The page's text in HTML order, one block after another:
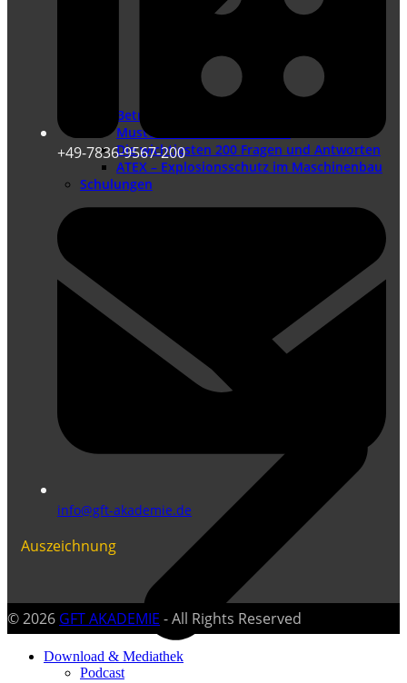
Betriebsanleitung erstellen – ein Leitfaden
Muster-Redaktionsleitfaden
Die wichtigsten 200 Fragen und Antworten
ATEX – Explosionsschutz im Maschinenbau
Schulungen
+49-7836-9567-200
info@gft-akademie.de
Auszeichnung
© 2026 GFT AKADEMIE - All Rights Reserved
Download & Mediathek
Podcast